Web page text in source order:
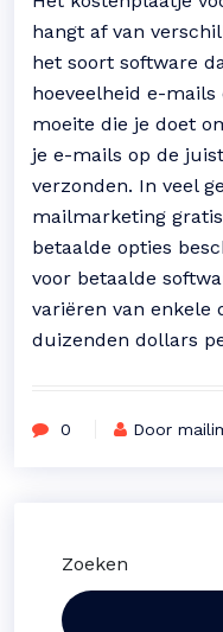
hangt af van
het soort software
hoeveelheid e-
moeite die je doet
je e-mails op de
verzonden. In veel
mailmarketing
betaalde opties
voor betaalde
variëren van enkele
duizenden dollars
0 Door
Zoeken